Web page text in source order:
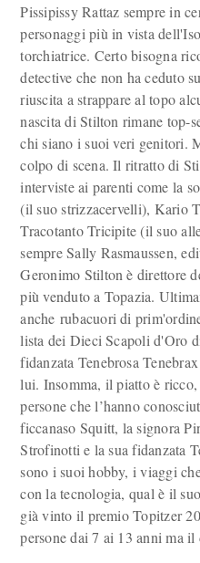
Pissipissy Rattaz sempre in
personaggi più in vista
torchiatrice. Certo bisogna
detective che non ha ceduto
riuscita a strappare al topo
nascita di Stilton rimane top-
chi siano i suoi veri genitori.
colpo di scena. Il ritratto di
interviste ai parenti come la
(il suo strizzacervelli), Kario
Tracotanto Tricipite (il suo
sempre Sally Rasmaussen,
Geronimo Stilton è direttore
più venduto a Topazia.
anche rubacuori di
lista dei Dieci Scapoli d'Oro
fidanzata Tenebrosa
lui. Insomma, il piatto è
persone che l’hanno
ficcanaso Squitt, la signora
Strofinotti e la sua fidanzata
sono i suoi hobby, i viaggi
con la tecnologia, qual è il
già vinto il premio Topitzer
persone dai 7 ai 13 anni ma